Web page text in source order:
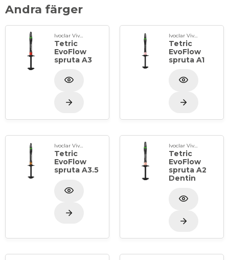
Andra färger
Ivoclar Vivadent
Tetric
EvoFlow
spruta A3
Ivoclar Vivadent
Tetric
EvoFlow
spruta A1
Ivoclar Vivadent
Tetric
EvoFlow
spruta A3.5
Ivoclar Vivadent
Tetric
EvoFlow
spruta A2
Dentin